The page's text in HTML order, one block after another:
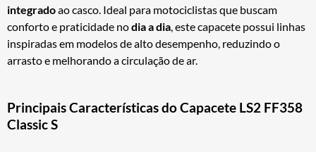
integradoao casco. Ideal para motociclistas que buscam
conforto e praticidade nodia a dia, este capacete possui linhas
inspiradas em modelos de alto desempenho, reduzindo o
arrasto e melhorando a circulação de ar.
Principais Características do Capacete LS2 FF358
Classic S